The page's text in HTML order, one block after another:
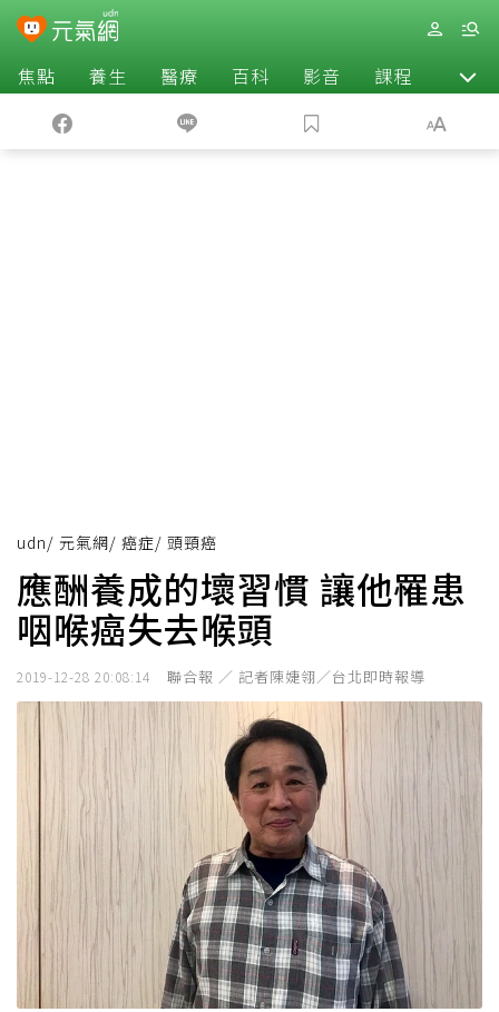
焦點 養生 醫療 百科 影音 課程 退休
udn/ 元氣網/ 癌症/ 頭頸癌
應酬養成的壞習慣 讓他罹患
咽喉癌失去喉頭
2019-12-28 20:08:14 聯合報 ／ 記者陳婕翎／台北即時報導